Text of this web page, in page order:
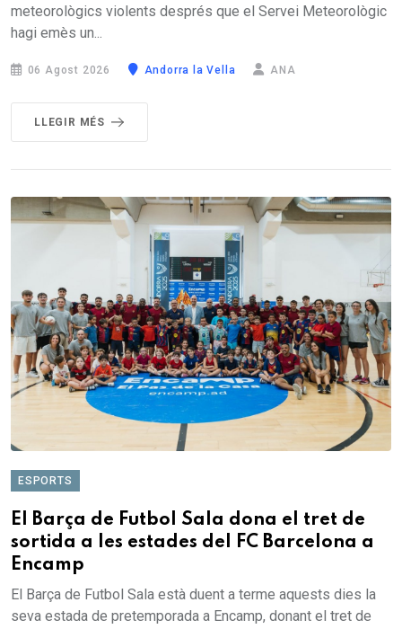
meteorològics violents després que el Servei Meteorològic
hagi emès un...
06 Agost 2026 Andorra la Vella ANA
LLEGIR MÉS
ESPORTS
El Barça de Futbol Sala dona el tret de
sortida a les estades del FC Barcelona a
Encamp
El Barça de Futbol Sala està duent a terme aquests dies la
seva estada de pretemporada a Encamp, donant el tret de